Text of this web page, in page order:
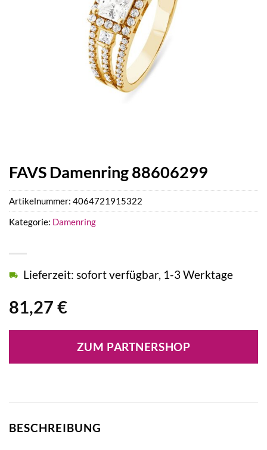
FAVS Damenring 88606299
81,27 €
Lieferzeit: sofort verfügbar, 1-3 Werktage
ZUM PARTNERSHOP
Artikelnummer: 4064721915322
Kategorie: Damenring
BESCHREIBUNG